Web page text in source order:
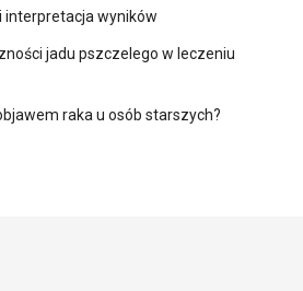
interpretacja wyników
jadu pszczelego w leczeniu
raka u osób starszych?